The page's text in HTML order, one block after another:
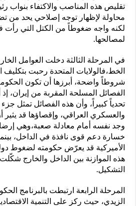
تقليص هذه المناصب والاكتفاء بنواب
محاولة لإظهار توجه إصلاحي يحد من
لكنه واجه ضغوطاً من الكتل التي
لمصالحها.
في المرحلة الثالثة دخلت العوامل
الخط،فالولايات المتحدة رحبت
شروطاً واضحة، أبرزها أن تكون
الفصائل المسلحة المقربة من إيران،
تحدياً كبيراً، وأن هذه الفصائل تمثل
والعسكري العراقي، وإقصاؤها قد يثير
وجد نفسه أمام معادلة صعبة،وهي
خسارة دعم قوى نافذة في الداخل،
الأميركية قد يعرّض حكومته لضغوط
هذه الموازنة بين الداخل والخارج
التشكيل.
المرحلة الرابعة ارتبطت بالبرنامج
الزيدي، حيث ركز على التنمية